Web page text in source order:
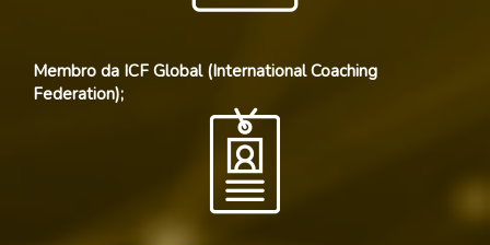
Membro da ICF Global (International Coaching
Federation);